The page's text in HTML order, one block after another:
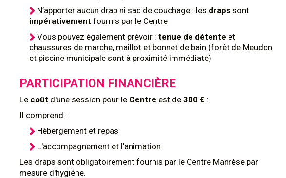
N’apporter aucun drap ni sac de couchage : les draps sont
impérativement fournis par le Centre
Vous pouvez également prévoir : tenue de détente et
chaussures de marche, maillot et bonnet de bain (forêt de Meudon
et piscine municipale sont à proximité immédiate)
PARTICIPATION FINANCIÈRE
Le coût d'une session pour le Centre est de 300 € :
Il comprend :
Hébergement et repas
L'accompagnement et l'animation
Les draps sont obligatoirement fournis par le Centre Manrèse par
mesure d'hygiène.